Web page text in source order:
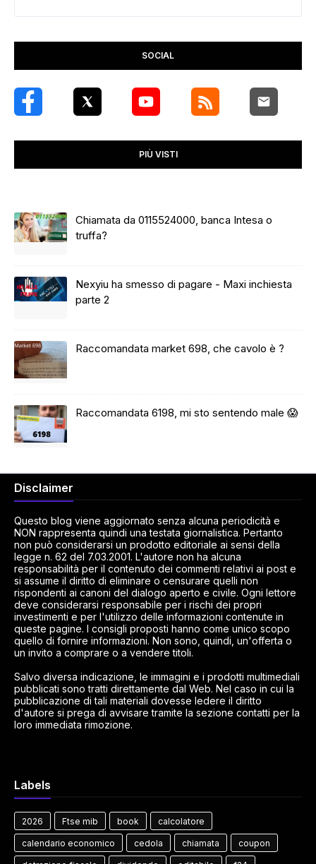
SOCIAL
PIÙ VISTI
Chiamata da 0115524000, banca Intesa o
truffa?
Nexyiu ha smesso di pagare - Maxi inchiesta
parte 2
Raccomandata market 698, che cavolo è ?
Raccomandata 6198, mi sto sentendo male 😱
Disclaimer
Questo blog viene aggiornato senza alcuna periodicità e
NON rappresenta quindi una testata giornalistica. Pertanto
non può considerarsi un prodotto editoriale ai sensi della
legge n. 62 del 7.03.2001. L'autore non ha alcuna
responsabilità per il contenuto dei commenti relativi ai post e
si assume il diritto di eliminare o censurare quelli non
rispondenti ai canoni del dialogo aperto e civile. Ogni lettore
deve considerarsi responsabile per i rischi dei propri
investimenti e per l'utilizzo delle informazioni contenute in
queste pagine. I consigli proposti hanno come unico scopo
quello di fornire informazioni. Non sono, quindi, un'offerta o
un invito a comprare o a vendere titoli.
Salvo diversa indicazione, le immagini e i prodotti multimediali
pubblicati sono tratti direttamente dal Web. Nel caso in cui la
pubblicazione di tali materiali dovesse ledere il diritto
d'autore si prega di avvisare tramite la sezione contatti per la
loro immediata rimozione.
Labels
2026 Ftse mib book calcolatore
calendario economico cedola chiamata coupon